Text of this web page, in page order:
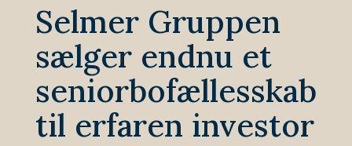
Selmer Gruppen
sælger endnu et
seniorbofællesskab
til erfaren investor